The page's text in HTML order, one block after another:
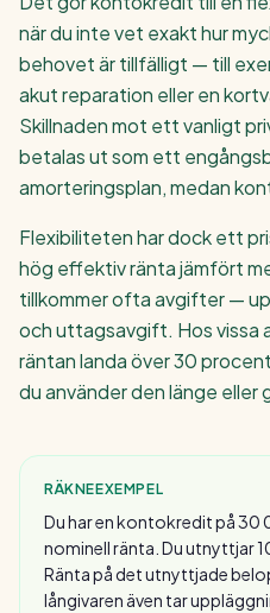
när du inte vet exakt hur
behovet är tillfälligt — till
akut reparation eller en
Skillnaden mot ett vanligt
betalas ut som ett
amorteringsplan, medan
Flexibiliteten har dock ett
hög effektiv ränta jämfört
tillkommer ofta avgifter —
och uttagsavgift. Hos vissa
räntan landa över 30
du använder den länge eller
RÄKNEEXEMPEL
Du har en kontokredit på 30
nominell ränta. Du utnyttjar
Ränta på det utnyttjade
långivaren även tar